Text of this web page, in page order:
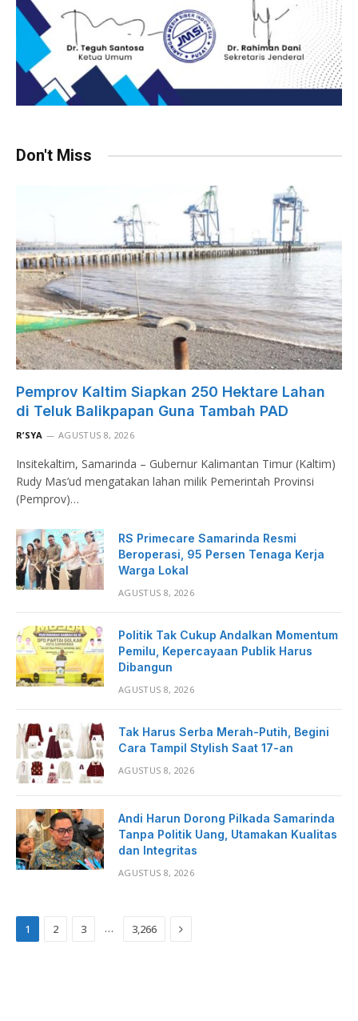
Don't Miss
Pemprov Kaltim Siapkan 250 Hektare Lahan
di Teluk Balikpapan Guna Tambah PAD
R’SYA AGUSTUS 8, 2026
Insitekaltim, Samarinda – Gubernur Kalimantan Timur (Kaltim)
Rudy Mas’ud mengatakan lahan milik Pemerintah Provinsi
(Pemprov)…
RS Primecare Samarinda Resmi
Beroperasi, 95 Persen Tenaga Kerja
Warga Lokal
AGUSTUS 8, 2026
Politik Tak Cukup Andalkan Momentum
Pemilu, Kepercayaan Publik Harus
Dibangun
AGUSTUS 8, 2026
Tak Harus Serba Merah-Putih, Begini
Cara Tampil Stylish Saat 17-an
AGUSTUS 8, 2026
Andi Harun Dorong Pilkada Samarinda
Tanpa Politik Uang, Utamakan Kualitas
dan Integritas
AGUSTUS 8, 2026
1 2 3 … 3,266 Next